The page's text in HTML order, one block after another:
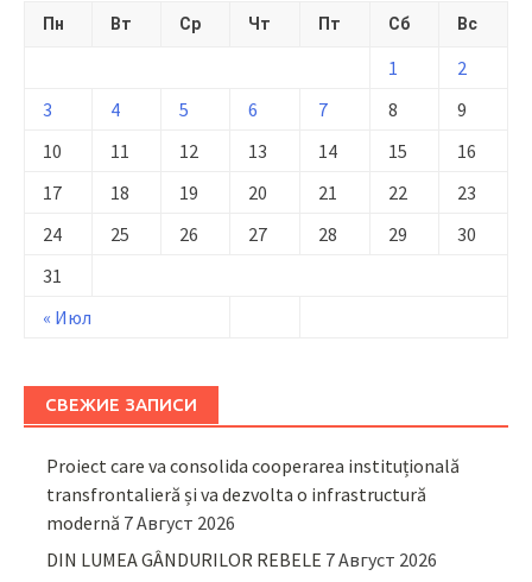
Пн Вт Ср Чт Пт Сб Вс
« Июл
1
2
3
4 5 6 7 8
9
10
11 12 13 14 15
16
17
18 19 20 21 22
23
24
25 26 27 28 29
30
31
СВЕЖИЕ ЗАПИСИ
Proiect care va consolida cooperarea instituțională
transfrontalieră și va dezvolta o infrastructură
modernă 7 Август 2026
DIN LUMEA GÂNDURILOR REBELE 7 Август 2026